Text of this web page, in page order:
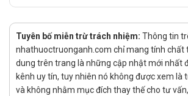
Liều dùng:
Dùng theo chỉ định của bác sĩ.
Cách dùng:
Thuốc dùng đường uống.
Quên liều:
Tuyên bố miễn trừ trách nhiệm: Thông tin
nhathuoctruonganh.com chỉ mang tính chất
dung trên trang là những cập nhật mới nhất
kênh uy tín, tuy nhiên nó không được xem là
và không nhằm mục đích thay thế cho tư